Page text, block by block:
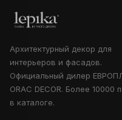
Архитектурный декор для
интерьеров и фасадов.
Официальный дилер
ORAC DECOR. Более 10000
в каталоге.